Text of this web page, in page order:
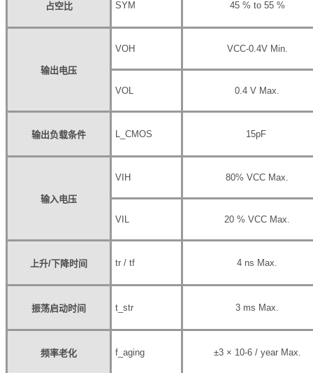
占空比 SYM 45 % to 55 %
输出电压
VOH VCC-0.4V Min.
VOL 0.4 V Max.
输出负载条件 L_CMOS 15pF
输入电压
V IH 80% VCC Max.
V IL 20 % VCC Max.
上升/下降时间 tr / tf 4 ns Max.
振荡启动时间 t_str 3 ms Max.
频率老化 f_aging ±3 × 10-6 / year Max.